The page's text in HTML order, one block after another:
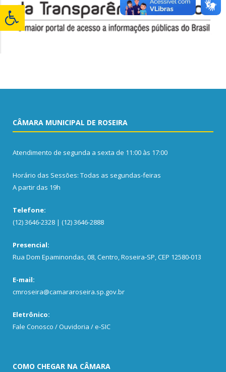
CÂMARA MUNICIPAL DE ROSEIRA
Atendimento de segunda a sexta de 11:00 às 17:00
Horário das Sessões: Todas as segundas-feiras
A partir das 19h
Telefone:
(12) 3646-2328 | (12) 3646-2888
Presencial:
Rua Dom Epaminondas, 08, Centro, Roseira-SP, CEP 12580-013
E-mail:
cmroseira@camararoseira.sp.gov.br
Eletrônico:
Fale Conosco / Ouvidoria / e-SIC
COMO CHEGAR NA CÂMARA